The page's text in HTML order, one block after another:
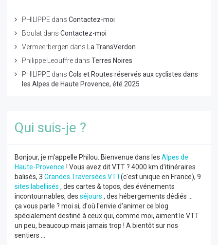
PHILIPPE dans Contactez-moi
Boulat dans Contactez-moi
Vermeerbergen dans La TransVerdon
Philippe Leouffre dans Terres Noires
PHILIPPE dans Cols et Routes réservés aux cyclistes dans
les Alpes de Haute Provence, été 2025
Qui suis-je ?
Bonjour, je m'appelle Philou. Bienvenue dans les Alpes de
Haute-Provence ! Vous avez dit VTT ? 4000 km d'itinéraires
balisés, 3 Grandes Traversées VTT(c'est unique en France), 9
sites labellisés , des cartes & topos, des événements
incontournables, des séjours , des hébergements dédiés ...
ça vous parle ? moi si, d'où l'envie d'animer ce blog
spécialement destiné à ceux qui, comme moi, aiment le VTT
un peu, beaucoup mais jamais trop ! A bientôt sur nos
sentiers ...